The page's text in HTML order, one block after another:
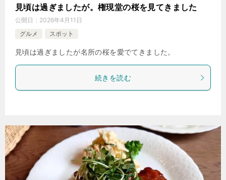
見頃は過ぎましたが。権現堂の桜を見てきました
公開日： 2026年4月11日
グルメ
スポット
見頃は過ぎましたが名所の桜を愛でてきました。
続きを読む